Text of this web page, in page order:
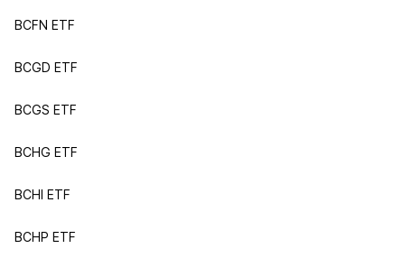
BCFN ETF
BCGD ETF
BCGS ETF
BCHG ETF
BCHI ETF
BCHP ETF